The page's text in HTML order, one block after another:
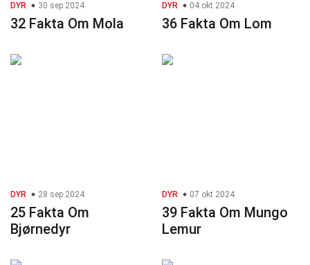
DYR 30 sep 2024
32 Fakta Om Mola
DYR 04 okt 2024
36 Fakta Om Lom
DYR 28 sep 2024
25 Fakta Om
Bjørnedyr
DYR 07 okt 2024
39 Fakta Om Mungo
Lemur